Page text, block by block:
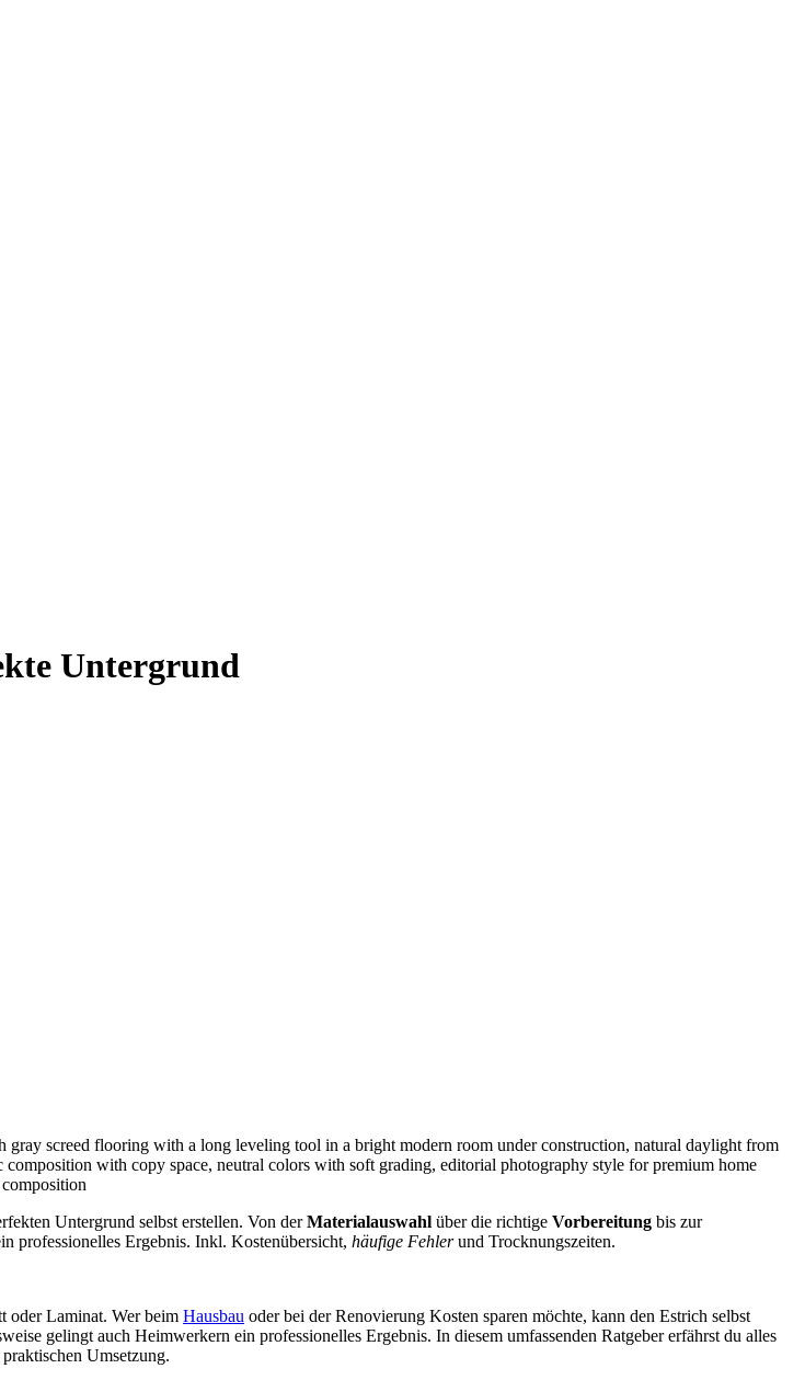
Untergrund
Untergrund selbst erstellen. Von derMaterialauswahl über die richtige Vorbereitung bis zur
professionelles Ergebnis. Inkl. Kostenübersicht, häufige Fehlerund Trocknungszeiten.
oder Laminat. Wer beim Hausbau oder bei der Renovierung Kosten sparen möchte, kann den Estrich selbst
gelingt auch Heimwerkern ein professionelles Ergebnis. In diesem umfassenden Ratgeber erfährst du alles
Umsetzung.